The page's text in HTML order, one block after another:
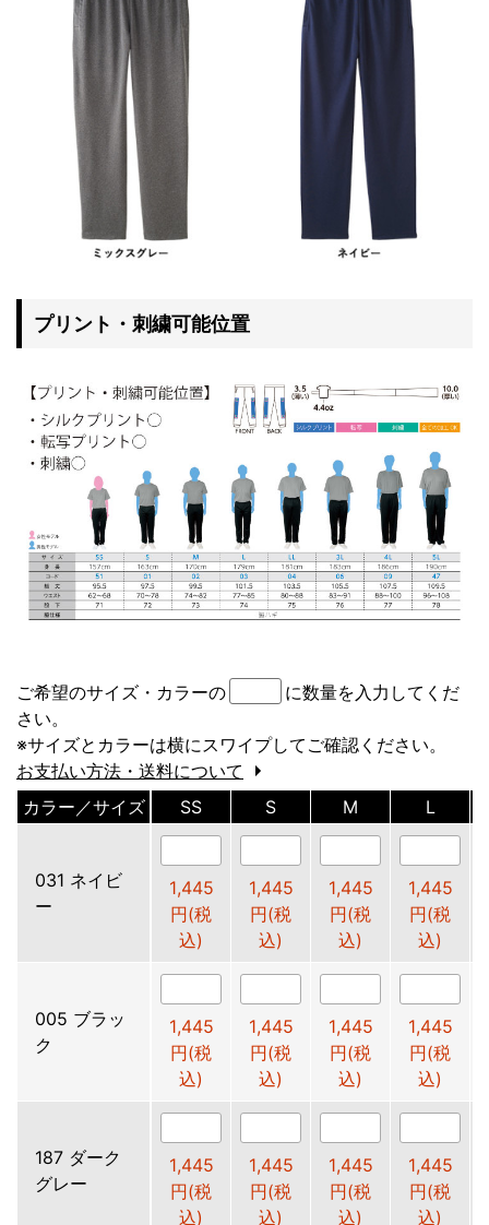
プリント・刺繍可能位置
ご希望のサイズ・カラーの
に数量を入力してくだ
さい。
※サイズとカラーは横にスワイプしてご確認ください。
お支払い方法・送料について
カラー／サイズ
SS S M L
031 ネイビ
ー
1,445
円(税
込)
1,445
円(税
込)
1,445
円(税
込)
1,445
円(税
込)
005 ブラッ
ク
1,445
円(税
込)
1,445
円(税
込)
1,445
円(税
込)
1,445
円(税
込)
187 ダーク
グレー
1,445
円(税
込)
1,445
円(税
込)
1,445
円(税
込)
1,445
円(税
込)